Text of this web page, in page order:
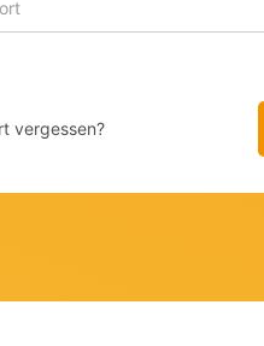
vergessen?